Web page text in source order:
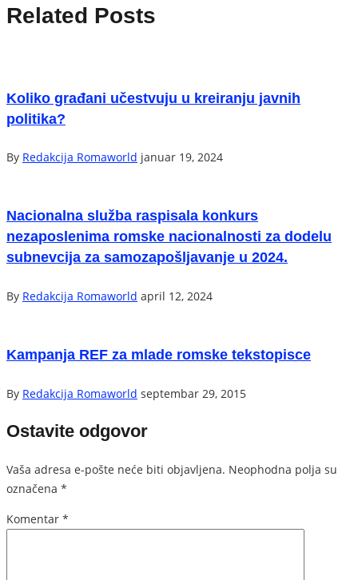
Related Posts
Koliko građani učestvuju u kreiranju javnih
politika?
By Redakcija Romaworld januar 19, 2024
Nacionalna služba raspisala konkurs
nezaposlenima romske nacionalnosti za dodelu
subnevcija za samozapošljavanje u 2024.
By Redakcija Romaworld april 12, 2024
Kampanja REF za mlade romske tekstopisce
By Redakcija Romaworld septembar 29, 2015
Ostavite odgovor
Vaša adresa e-pošte neće biti objavljena. Neophodna polja su
označena *
Komentar *